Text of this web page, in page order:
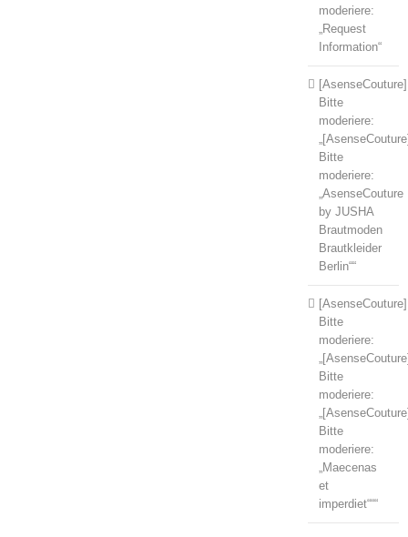
moderiere:
„Request
Information“
[AsenseCouture]
Bitte
moderiere:
Bitte
moderiere:
„AsenseCouture
by JUSHA
Brautmoden
Brautkleider
Berlin““
[AsenseCouture]
Bitte
moderiere:
Bitte
moderiere:
Bitte
moderiere:
„Maecenas
et
imperdiet“““